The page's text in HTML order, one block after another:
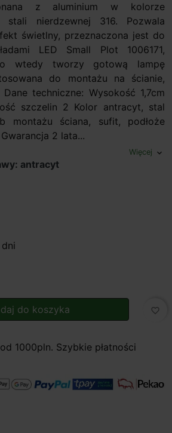
z aluminium w kolorze
stali nierdzewnej 316. Pozwala
świetlny, przeznaczona jest do
LED Small Plot 1006171,
wtedy tworzy gotową lampę
do montażu na ścianie,
techniczne: Wysokość 1,7cm
szczelin 2 Kolor antracyt, stal
montażu ściana, sufit, podłoże
2 lata...
Więcej expand_more
antracyt
do koszyka favorite_border
1000pln. Szybkie płatności